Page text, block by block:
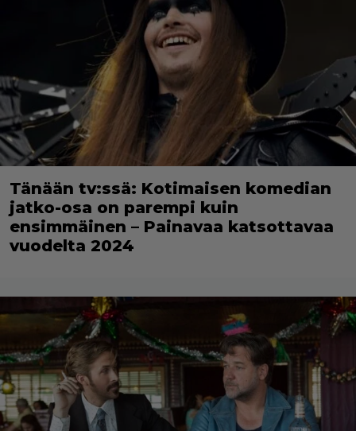
Tänään tv:ssä: Kotimaisen komedian
jatko-osa on parempi kuin
ensimmäinen – Painavaa katsottavaa
vuodelta 2024